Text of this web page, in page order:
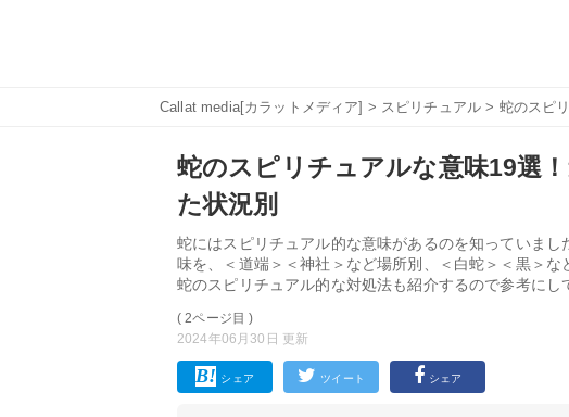
Callat media[カラットメディア] > スピリチュアル > 蛇のスピ
蛇のスピリチュアルな意味19選
た状況別
蛇にはスピリチュアル的な意味があるのを知っていま
味を、＜道端＞＜神社＞など場所別、＜白蛇＞＜黒＞な
蛇のスピリチュアル的な対処法も紹介するので参考にし
( 2ページ目 )
2024年06月30日 更新
シェア ツイート シェア